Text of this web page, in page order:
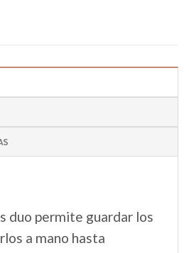
duo permite guardar los
a mano hasta